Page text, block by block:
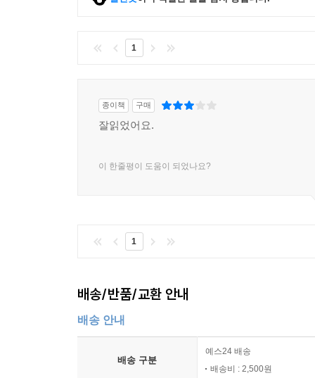
1
종이책 구매
잘읽었어요.
이 한줄평이 도움이 되었나요?
1
배송/반품/교환 안내
배송 안내
배송 구분
예스24 배송
배송비 : 2,500원